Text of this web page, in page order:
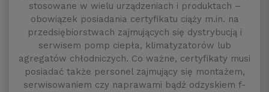
stosowane w wielu urządzeniach i produktach –
obowiązek posiadania certyfikatu ciąży m.in. na
przedsiębiorstwach zajmujących się dystrybucją i
serwisem pomp ciepła, klimatyzatorów lub
agregatów chłodniczych. Co ważne, certyfikaty musi
posiadać także personel zajmujący się montażem,
serwisowaniem czy naprawami bądź odzyskiem f-